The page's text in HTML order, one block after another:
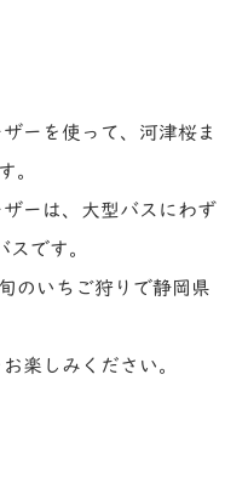
ーを使って、河津桜ま
。
ーは、大型バスにわず
です。
のいちご狩りで静岡県
楽しみください。